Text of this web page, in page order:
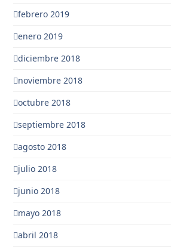
febrero 2019
enero 2019
diciembre 2018
noviembre 2018
octubre 2018
septiembre 2018
agosto 2018
julio 2018
junio 2018
mayo 2018
abril 2018